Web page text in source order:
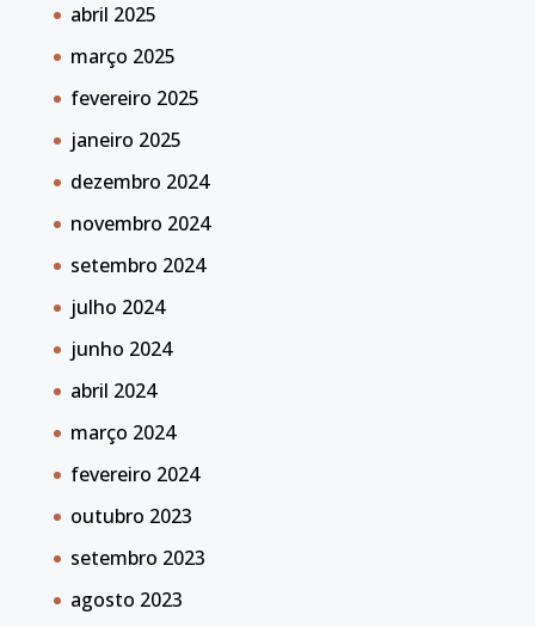
abril 2025
março 2025
fevereiro 2025
janeiro 2025
dezembro 2024
novembro 2024
setembro 2024
julho 2024
junho 2024
abril 2024
março 2024
fevereiro 2024
outubro 2023
setembro 2023
agosto 2023